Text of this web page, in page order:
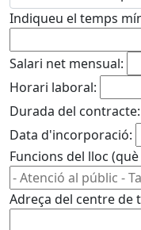
Indiqueu el temps
Salari net mensual:
Horari laboral:
Durada del contracte:
Data d'incorporació:
Funcions del lloc
Adreça del centre de